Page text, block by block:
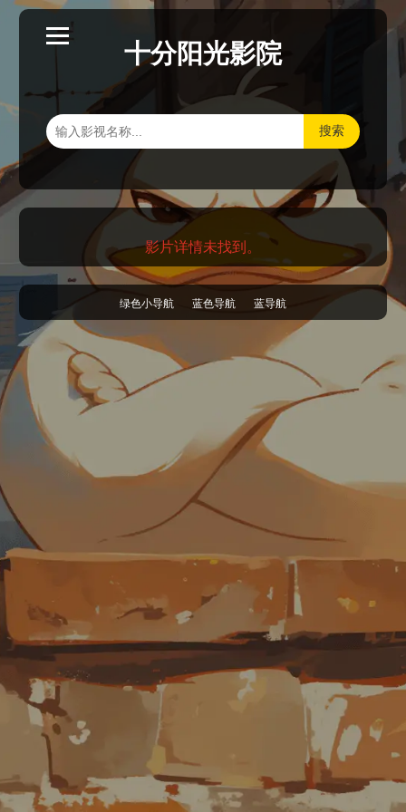
十分阳光影院
搜索
影片详情未找到。
绿色小导航 蓝色导航 蓝导航